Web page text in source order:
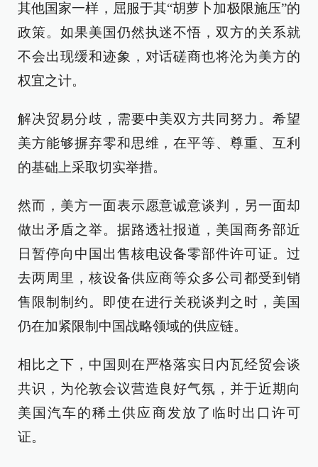
其他国家一样，屈服于其“胡萝卜加极限施压”的
政策。如果美国仍然执迷不悟，双方的关系就
不会出现缓和迹象，对话磋商也将沦为美方的
权宜之计。
解决贸易分歧，需要中美双方共同努力。希望
美方能够摒弃零和思维，在平等、尊重、互利
的基础上采取切实举措。
然而，美方一面表示愿意诚意谈判，另一面却
做出矛盾之举。据路透社报道，美国商务部近
日暂停向中国出售核电设备零部件许可证。过
去两周里，核设备供应商等众多公司都受到销
售限制制约。即使在进行关税谈判之时，美国
仍在加紧限制中国战略领域的供应链。
相比之下，中国则在严格落实日内瓦经贸会谈
共识，为伦敦会议营造良好气氛，并于近期向
美国汽车的稀土供应商发放了临时出口许可
证。